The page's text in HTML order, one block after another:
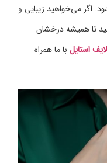
اگر می‌خواهید زیبایی و
تا همیشه درخشان
استایل با ما همراه